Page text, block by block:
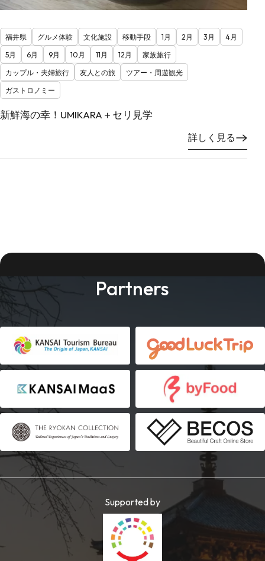
福井県 グルメ体験 文化施設 移動手段 1月 2月 3月
4月
5月
6月 9月 10月 11月 12月
家族旅行
カップル・夫婦旅行
友人との旅
ツアー・周遊観光
ガストロノミー
新鮮海の幸！UMIKARA＋セリ見学
詳しく見る
Partners
Supported by